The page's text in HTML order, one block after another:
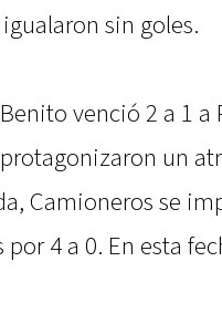
sin goles.
venció 2 a 1
un
Camioneros se
4 a 0. En esta